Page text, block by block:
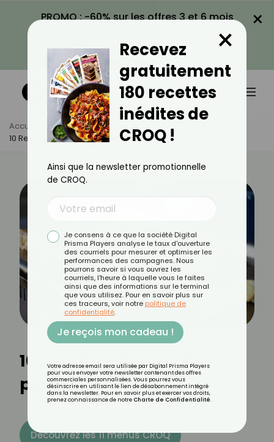
PROMO : -60% sur les offres 3 et 6 mois
VOIR LA PROMO
×
Accueil Actus
Recettes
10 Recettes Légères À La Plancha
10 recettes légères à la
plancha
Découvrez les 11 menus CROQ
Recevez
gratuitement
180 recettes
inédites de
CROQ !
×
Ainsi que la newsletter promotionnelle
de CROQ.
Je consens à ce que la société Digital
Prisma Players analyse le taux d'ouverture
des courriels pour mesurer et optimiser les
performances des campagnes. Nous
pourrons savoir si vous ouvrez les
courriels, l'heure à laquelle vous le faites
ainsi que des informations sur le terminal
que vous utilisez. Pour en savoir plus sur
ces traceurs, voir notre politique de
confidentialité.
Je reçois mon cadeau !
Votre adresse email sera utilisée par Digital Prisma Players
pour vous envoyer votre newsletter contenant des offres
commerciales personnalisées. Vous pourrez vous
désinscrire en utilisant le lien de désabonnement intégré
dans la newsletter. Pour en savoir plus et exercer vos droits,
prenez connaissance de notre Charte de Confidentialité.